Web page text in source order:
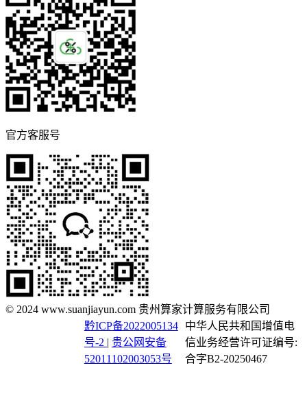
官方客服号
© 2024 www.suanjiayun.com 贵州算家计算服务有限公司
黔ICP备2022005134
号-2 | 贵公网安备
52011102003053号
中华人民共和国增值电
信业务经营许可证编号:
合字B2-20250467